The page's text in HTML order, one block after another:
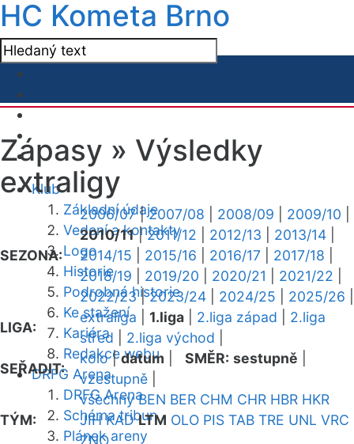
HC Kometa Brno
Klub
Základní údaje
Vedení a kontakty
Logo
Historie
Podrobná historie
Ke stažení
Kariéra
Redakce webu
DRFG Arena
DRFG Arena
Schéma tribun
Plánek areny
Zápasy » Výsledky
extraligy
SEZONA:
2006/07|2007/08 2008/09 2009/10
2010/11|2011/12 2012/13 2013/14
2014/15
2015/16 2016/17 2017/18
2018/19
2019/20 2020/21 2021/22
2022/23|2023/24 2024/25 2025/26
LIGA:
extraliga 1.liga 2.liga západ
2.liga
střed
2.liga východ
SEŘADIT:
kolo|datum SMĚR: sestupně
vzestupně
TÝM:
všechny BEN BER CHM CHR HBR HKR
JIH KAD LTM OLO PIS TAB TRE UNL VRC
ZNO